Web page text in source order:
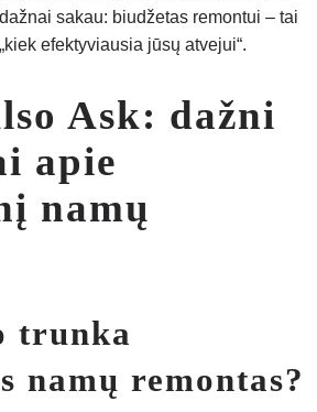
sakau: biudžetas remontui – tai
efektyviausia jūsų atvejui“.
Ask: dažni
apie
namų
trunka
namų remontas?